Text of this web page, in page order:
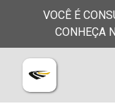
VOCÊ É
CONHEÇA